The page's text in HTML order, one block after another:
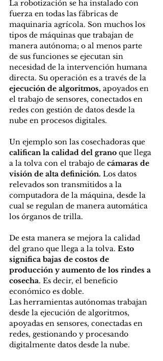
La robotización se ha instalado con
fuerza en todas las fábricas de
maquinaria agrícola. Son muchos los
tipos de máquinas que trabajan de
manera autónoma; o al menos parte
de sus funciones se ejecutan sin
necesidad de la intervención humana
directa. Su operación es a través de la
ejecución de algoritmos, apoyados en
el trabajo de sensores, conectados en
redes con gestión de datos desde la
nube en procesos digitales.
Un ejemplo son las cosechadoras que
califican la calidad del grano que llega
a la tolva con el trabajo de cámaras de
visión de alta definición. Los datos
relevados son transmitidos a la
computadora de la máquina, desde la
cual se regulan de manera automática
los órganos de trilla.
De esta manera se mejora la calidad
del grano que llega a la tolva. Esto
significa bajas de costos de
producción y aumento de los rindes a
cosecha. Es decir, el beneficio
económico es doble.
Las herramientas autónomas trabajan
desde la ejecución de algoritmos,
apoyadas en sensores, conectadas en
redes, gestionando y procesando
digitalmente datos desde la nube.